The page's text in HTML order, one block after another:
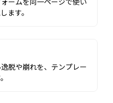
ます。
脱や崩れを、テンプレー